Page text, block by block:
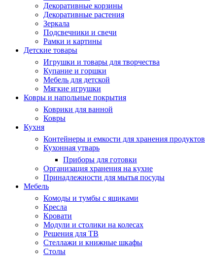
Декоративные корзины
Декоративные растения
Зеркала
Подсвечники и свечи
Рамки и картины
Детские товары
Игрушки и товары для творчества
Купание и горшки
Мебель для детской
Мягкие игрушки
Ковры и напольные покрытия
Коврики для ванной
Ковры
Кухня
Контейнеры и емкости для хранения продуктов
Кухонная утварь
Приборы для готовки
Организация хранения на кухне
Принадлежности для мытья посуды
Мебель
Комоды и тумбы с ящиками
Кресла
Кровати
Модули и столики на колесах
Решения для ТВ
Стеллажи и книжные шкафы
Столы